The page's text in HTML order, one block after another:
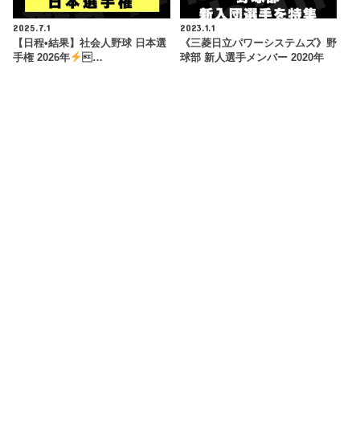
2025.7.1
【日程•結果】社会人野球 日本選
手権 2026年
…
2023.1.1
《三菱日立パワーシステムズ》野
球部 新人選手メンバー 2020年